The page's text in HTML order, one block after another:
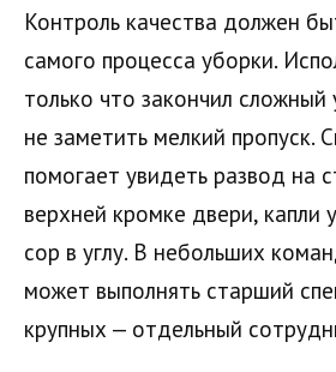
Контроль качества должен
самого процесса уборки.
только что закончил
не заметить мелкий пропуск.
помогает увидеть развод на
верхней кромке двери, капли
сор в углу. В небольших
может выполнять старший
крупных — отдельный